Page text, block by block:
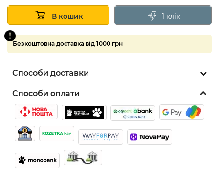
В кошик 1 клік
Безкоштовна доставка від 1000 грн
Способи доставки
Способи оплати